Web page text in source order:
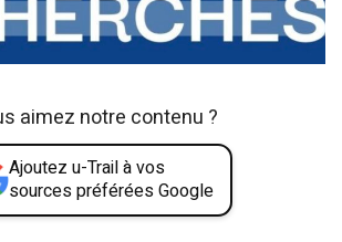
aimez notre contenu ?
Ajoutez u-Trail à vos
sources préférées Google